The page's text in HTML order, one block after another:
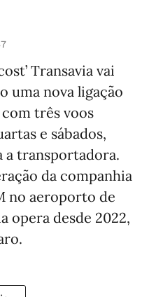
Transavia vai
uma nova ligação
três voos
e sábados,
a transportadora.
da companhia
no aeroporto de
opera desde 2022,